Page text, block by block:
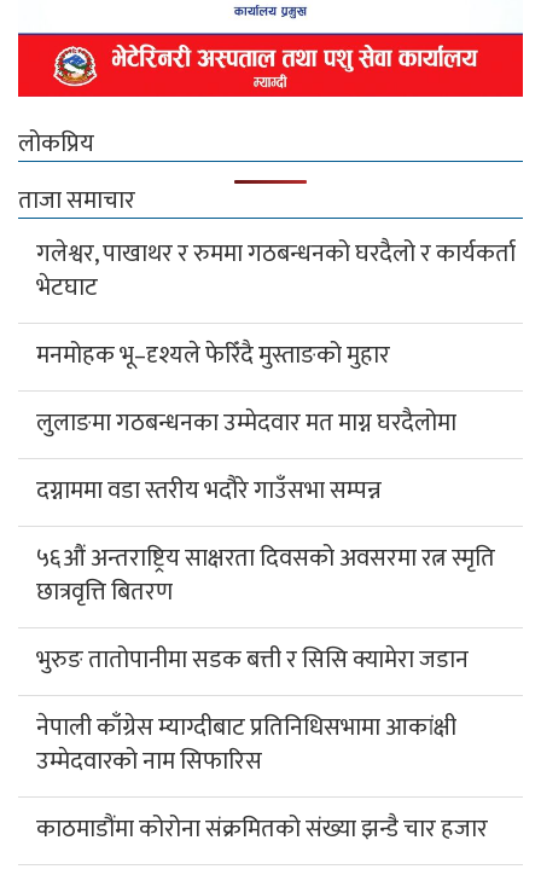
लोकप्रिय
ताजा समाचार
गलेश्वर, पाखाथर र रुममा गठबन्धनको घरदैलो र कार्यकर्ता
भेटघाट
मनमोहक भू–दृश्यले फेरिँदै मुस्ताङको मुहार
लुलाङमा गठबन्धनका उम्मेदवार मत माग्न घरदैलोमा
दग्नाममा वडा स्तरीय भदौरे गाउँसभा सम्पन्न
५६औं अन्तराष्ट्रिय साक्षरता दिवसको अवसरमा रत्न स्मृति
छात्रवृत्ति बितरण
भुरुङ तातोपानीमा सडक बत्ती र सिसि क्यामेरा जडान
नेपाली काँग्रेस म्याग्दीबाट प्रतिनिधिसभामा आकांक्षी
उम्मेदवारको नाम सिफारिस
काठमाडौंमा कोरोना संक्रमितको संख्या झन्डै चार हजार